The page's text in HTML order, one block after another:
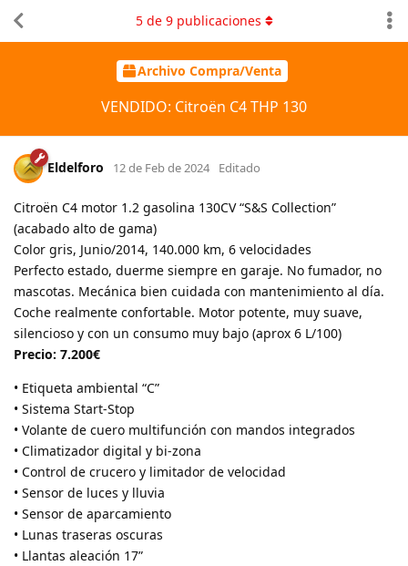
Archivo Compra/Venta
VENDIDO: Citroën C4 THP 130
5de 9publicaciones
Eldelforo 12 de Feb de 2024 Editado
Citroën C4 motor 1.2 gasolina 130CV “S&S Collection”
(acabado alto de gama)
Color gris, Junio/2014, 140.000 km, 6 velocidades
Perfecto estado, duerme siempre en garaje. No fumador, no
mascotas. Mecánica bien cuidada con mantenimiento al día.
Coche realmente confortable. Motor potente, muy suave,
silencioso y con un consumo muy bajo (aprox 6 L/100)
Precio: 7.200€
• Etiqueta ambiental “C”
• Sistema Start-Stop
• Volante de cuero multifunción con mandos integrados
• Climatizador digital y bi-zona
• Control de crucero y limitador de velocidad
• Sensor de luces y lluvia
• Sensor de aparcamiento
• Lunas traseras oscuras
• Llantas aleación 17”